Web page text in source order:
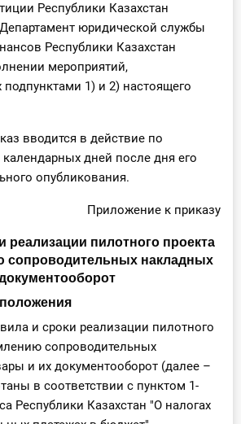
для
Республики Казахстан
юридической службы
Республики Казахстан
мероприятий,
1) и 2) настоящего
вводится в действие по
календарных дней после дня его
опубликования.
Приложение к приказу
реализации пилотного проекта
накладных
и сроки реализации пилотного
сопроводительных
и их документооборот (далее –
в соответствии с пунктом 1-
Республики Казахстан "О налогах